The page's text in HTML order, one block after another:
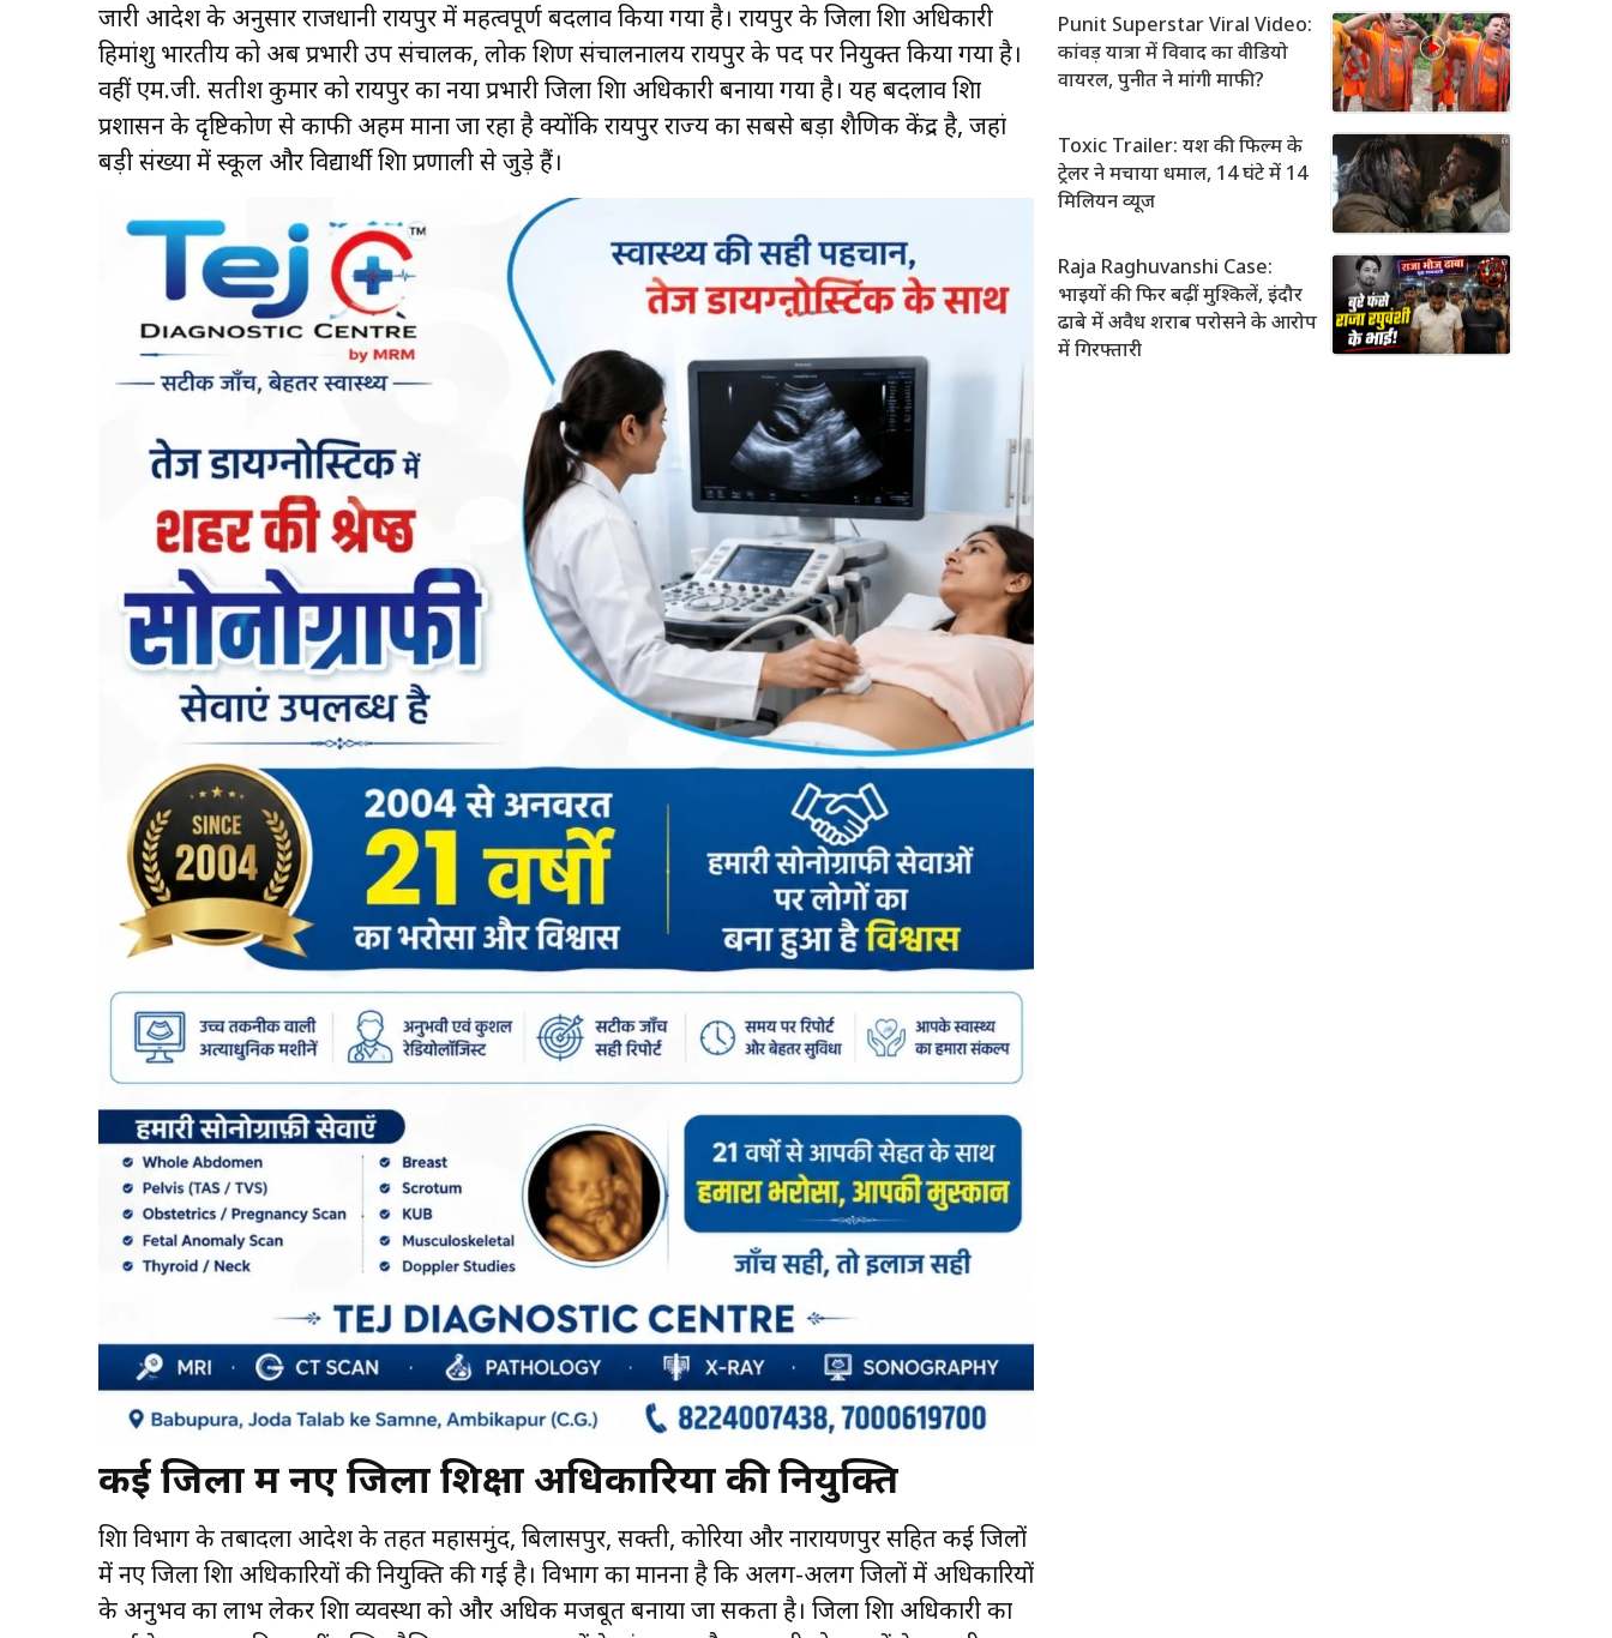
जारी आदेश के अनुसार राजधानी रायपुर में महत्वपूर्ण बदलाव किया गया है। रायपुर के जिला शिक्षा अधिकारी
हिमांशु भारतीय को अब प्रभारी उप संचालक, लोक शिक्षण संचालनालय रायपुर के पद पर नियुक्त किया गया है।
वहीं एम.जी. सतीश कुमार को रायपुर का नया प्रभारी जिला शिक्षा अधिकारी बनाया गया है। यह बदलाव शिक्षा
प्रशासन के दृष्टिकोण से काफी अहम माना जा रहा है क्योंकि रायपुर राज्य का सबसे बड़ा शैक्षणिक केंद्र है, जहां
बड़ी संख्या में स्कूल और विद्यार्थी शिक्षा प्रणाली से जुड़े हैं।
कई जिलों में नए जिला शिक्षा अधिकारियों की नियुक्ति
शिक्षा विभाग के तबादला आदेश के तहत महासमुंद, बिलासपुर, सक्ती, कोरिया और नारायणपुर सहित कई जिलों
में नए जिला शिक्षा अधिकारियों की नियुक्ति की गई है। विभाग का मानना है कि अलग-अलग जिलों में अधिकारियों
के अनुभव का लाभ लेकर शिक्षा व्यवस्था को और अधिक मजबूत बनाया जा सकता है। जिला शिक्षा अधिकारी का
Punit Superstar Viral Video:
कांवड़ यात्रा में विवाद का वीडियो
वायरल, पुनीत ने मांगी माफी?
Toxic Trailer: यश की फिल्म के
ट्रेलर ने मचाया धमाल, 14 घंटे में 14
मिलियन व्यूज
Raja Raghuvanshi Case:
भाइयों की फिर बढ़ीं मुश्किलें, इंदौर
ढाबे में अवैध शराब परोसने के आरोप
में गिरफ्तारी